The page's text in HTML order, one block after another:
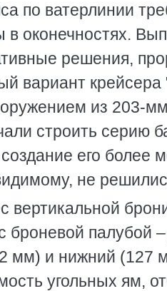
по ватерлинии
в оконечностях.
решения,
вариант
из 203-мм
строить серию
его более
не
вертикальной
броневой палубой
мм) и нижний (127
угольных ям,